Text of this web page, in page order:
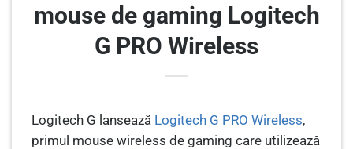
mouse de gaming Logitech
G PRO Wireless
Logitech G lansează Logitech G PRO Wireless,
primul mouse wireless de gaming care utilizează